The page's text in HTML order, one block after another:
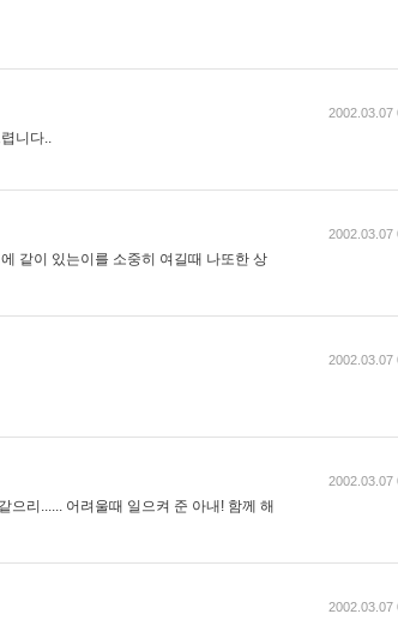
니다..
2002.03.07
같이 있는이를 소중히 여길때 나또한 상
2002.03.07
2002.03.07
으리...... 어려울때 일으켜 준 아내! 함께 해
2002.03.07
2002.03.07